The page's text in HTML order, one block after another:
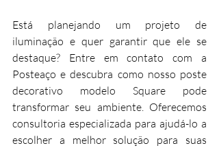
Está planejando um projeto de
iluminação e quer garantir que ele se
destaque? Entre em contato com a
Posteaço e descubra como nosso poste
decorativo modelo Square pode
transformar seu ambiente. Oferecemos
consultoria especializada para ajudá-lo a
escolher a melhor solução para suas